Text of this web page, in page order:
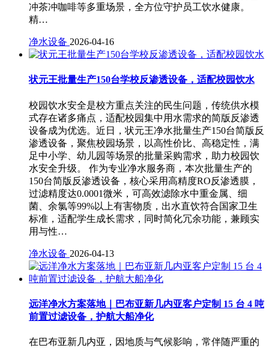
冲茶冲咖啡等多重场景，全方位守护员工饮水健康。
精…
净水设备 2026-04-16
状元王批量生产150台学校反渗透设备，适配校园饮水
校园饮水安全是校方重点关注的民生问题，传统供水模
式存在诸多痛点，适配校园集中用水需求的简版反渗透
设备成为优选。近日，状元王净水批量生产150台简版反
渗透设备，聚焦校园场景，以高性价比、高稳定性，满
足中小学、幼儿园等场景的批量采购需求，助力校园饮
水安全升级。 作为专业净水服务商，本次批量生产的
150台简版反渗透设备，核心采用高精度RO反渗透膜，
过滤精度达0.0001微米，可高效滤除水中重金属、细
菌、余氯等99%以上有害物质，出水直饮符合国家卫生
标准，适配学生成长需求，同时简化冗余功能，兼顾实
用与性…
净水设备 2026-04-13
远洋净水方案落地｜巴布亚新几内亚客户定制 15 台 4 吨
前置过滤设备，护航大船净化
在巴布亚新几内亚，因地质与气候影响，常伴随严重的